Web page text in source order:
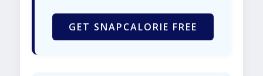
GET SNAPCALORIE FREE